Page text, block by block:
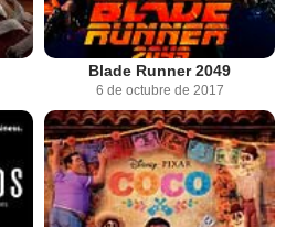
Blade Runner 2049
6 de octubre de 2017